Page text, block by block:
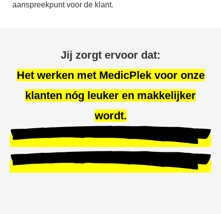
aanspreekpunt voor de klant.
Jij zorgt ervoor dat:
Het werken met MedicPlek voor onze
klanten nóg leuker en makkelijker
wordt.